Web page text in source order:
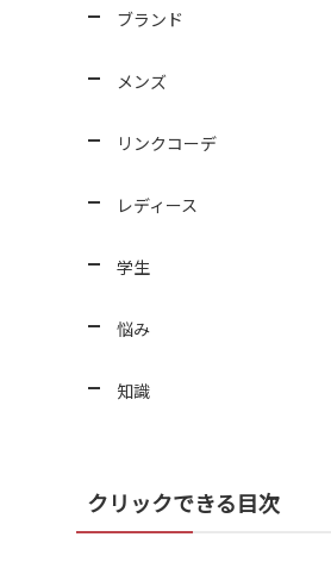
ブランド
メンズ
リンクコーデ
レディース
学生
悩み
知識
クリックできる目次